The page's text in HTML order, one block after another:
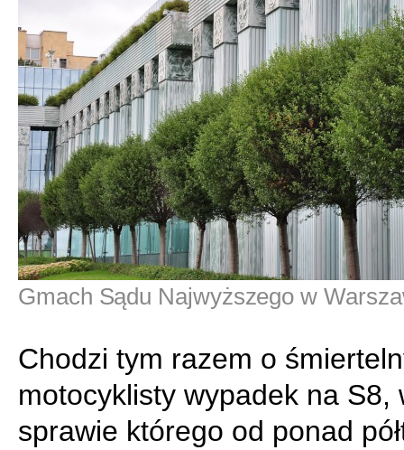
Gmach Sądu Najwyższego w
Chodzi tym razem o
motocyklisty wypadek na S8,
sprawie którego od ponad